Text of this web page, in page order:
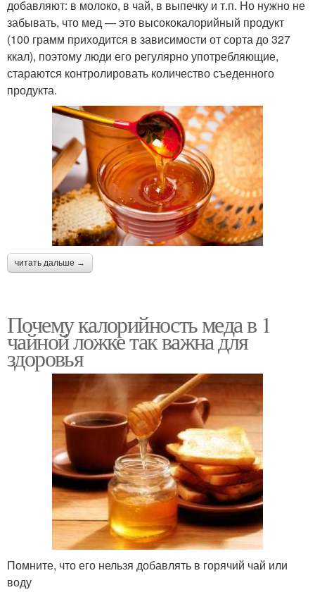
добавляют: в молоко, в чай, в выпечку и т.п. Но нужно не
забывать, что мед — это высококалорийный продукт
(100 грамм приходится в зависимости от сорта до 327
ккал), поэтому люди его регулярно употребляющие,
стараются контролировать количество съеденного
продукта.
читать дальше →
Почему калорийность меда в 1
чайной ложке так важна для
здоровья
Помните, что его нельзя добавлять в горячий чай или
воду